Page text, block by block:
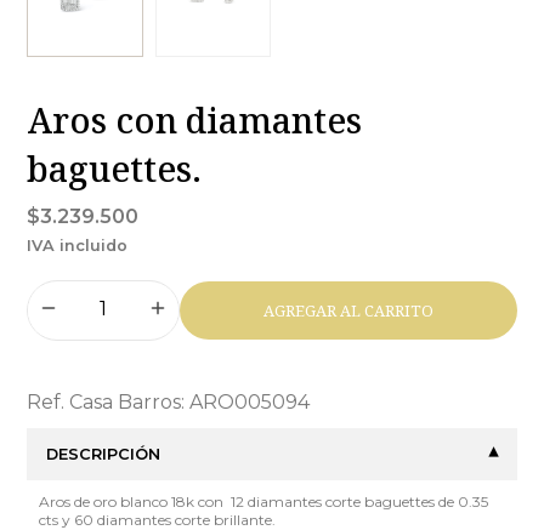
Aros con diamantes
baguettes.
$3.239.500
IVA incluido
AGREGAR AL CARRITO
Ref. Casa Barros: ARO005094
DESCRIPCIÓN
Aros de oro blanco 18k con 12 diamantes corte baguettes de 0.35
cts y 60 diamantes corte brillante.